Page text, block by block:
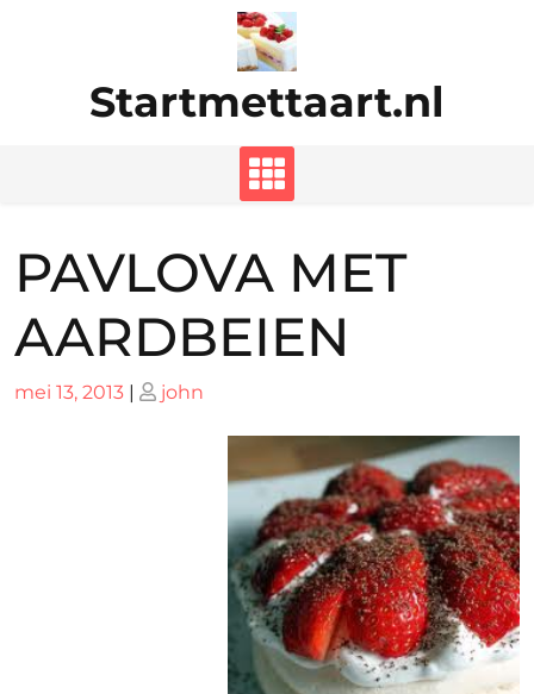
Startmettaart.nl
PAVLOVA MET
AARDBEIEN
Geplaatst
mei 13, 2013 | Geplaatst
john